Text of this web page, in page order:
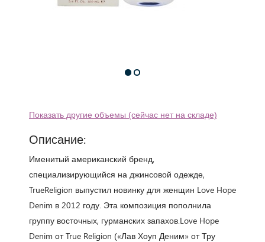
Показать другие объемы (сейчас нет на складе)
Описание:
Именитый американский бренд,
специализирующийся на джинсовой одежде,
TrueReligion выпустил новинку для женщин Love Hope
Denim в 2012 году. Эта композиция пополнила
группу восточных, гурманских запахов.Love Hope
Denim от True Religion («Лав Хоуп Деним» от Тру